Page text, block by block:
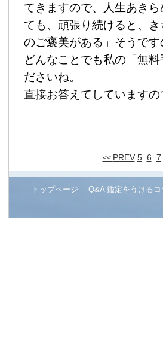
てきますので、人生あき
ても、頑張り続けると、
のご褒美がある」そうで
どんなことでも私の「無
ださいね。
直接お答えてしていますの
<< PREV 5 6 7
トップページ Q&A 鑑定をうけるコ